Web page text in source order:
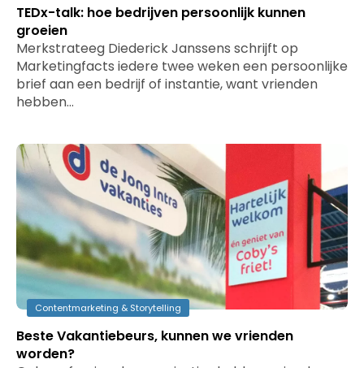
TEDx-talk: hoe bedrijven persoonlijk kunnen
groeien
Merkstrateeg Diederick Janssens schrijft op
Marketingfacts iedere twee weken een persoonlijke
brief aan een bedrijf of instantie, want vrienden
hebben…
Contentmarketing & Storytelling
Beste Vakantiebeurs, kunnen we vrienden
worden?